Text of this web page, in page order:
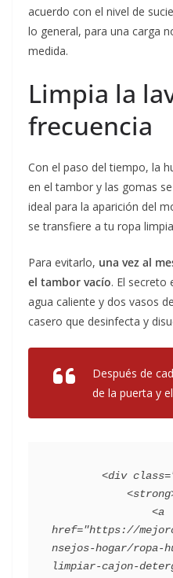
acuerdo con el nivel de
lo general, para una carga
medida.
Limpia la
frecuencia
Con el paso del tiempo, la
en el tambor y las gomas
ideal para la aparición del
se transfiere a tu ropa
Para evitarlo, una vez al
el tambor vacío. El secreto
agua caliente y dos vasos
casero que desinfecta y
Después de
de la puerta y
href="https://
nsejos-hogar/ropa-
limpiar-cajon-